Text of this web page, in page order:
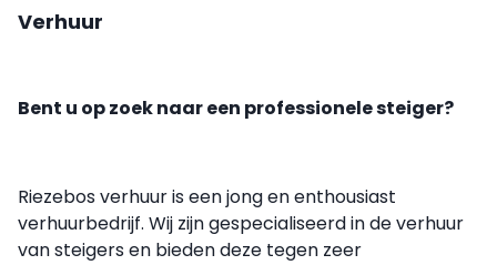
Verhuur
Bent u op zoek naar een professionele steiger?
Riezebos verhuur is een jong en enthousiast
verhuurbedrijf. Wij zijn gespecialiseerd in de verhuur
van steigers en bieden deze tegen zeer